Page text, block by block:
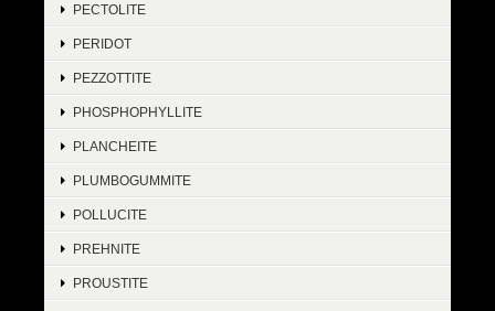
PECTOLITE
PERIDOT
PEZZOTTITE
PHOSPHOPHYLLITE
PLANCHEITE
PLUMBOGUMMITE
POLLUCITE
PREHNITE
PROUSTITE